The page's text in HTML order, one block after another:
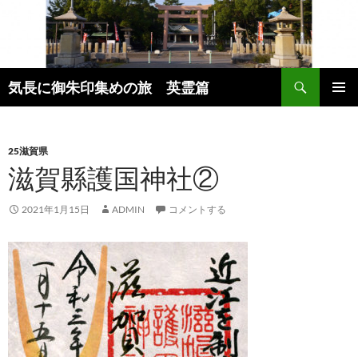
ン
ツ
へ
プ
気長に御朱印集めの旅 英霊篇
索
25滋賀県
滋賀縣護国神社②
2021年1月15日 ADMIN コメントする